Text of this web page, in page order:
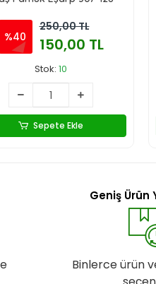
%40
250,00 TL
150,00 TL
Stok: 10
Sepete Ekle
Geniş Ürün
Binlerce ürün